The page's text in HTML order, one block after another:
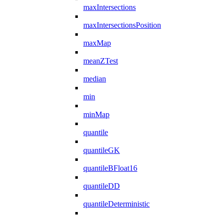
maxIntersections
maxIntersectionsPosition
maxMap
meanZTest
median
min
minMap
quantile
quantileGK
quantileBFloat16
quantileDD
quantileDeterministic